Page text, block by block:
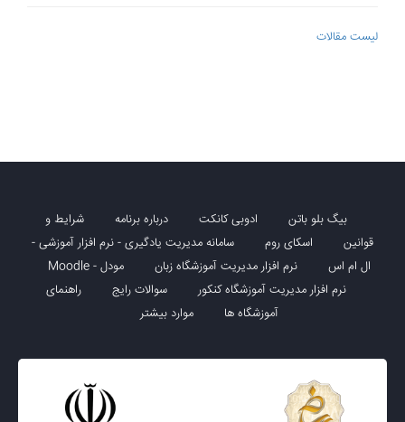
لیست مقالات
بیگ بلو باتن ادوبی کانکت درباره برنامه
شرایط و
قوانین
اسکای روم
سامانه مدیریت یادگیری - نرم افزار آموزشی -
ال ام اس
نرم افزار مدیریت آموزشگاه زبان
مودل - Moodle
نرم افزار مدیریت آموزشگاه کنکور
سوالات رایج
راهنمای
آموزشگاه ها
موارد بیشتر